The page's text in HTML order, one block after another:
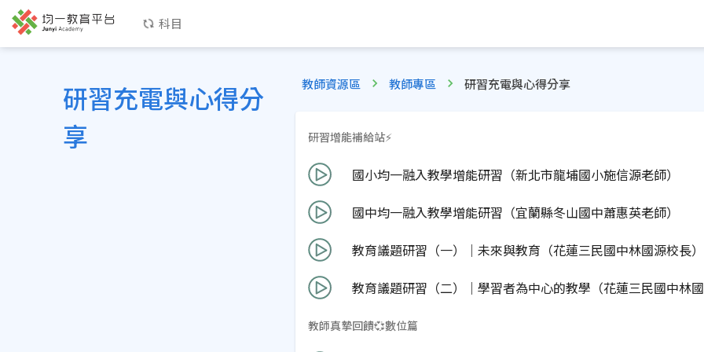
科目
研習充電與心得分
享
教師資源區 教師專區 研習充電與心得分享
研習增能補給站⚡️
國小均一融入教學增能研習（新北市龍埔國小施信源老師）
國中均一融入教學增能研習（宜蘭縣冬山國中蕭惠英老師）
教育議題研習（一）｜未來與教育（花蓮三民國中林國源校長）
教育議題研習（二）｜學習者為中心的教學（花蓮三民國中林
教師真摯回饋💞數位篇